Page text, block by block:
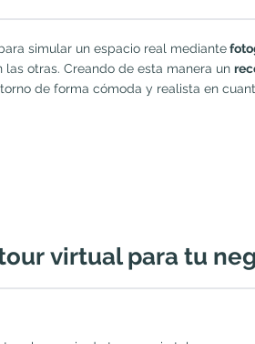
simular un espacio real mediante
otras. Creando de esta manera un
de forma cómoda y realista en
virtual para tu